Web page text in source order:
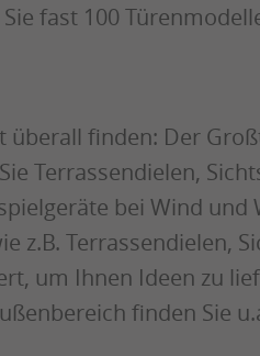
fast 100
überall finden: Der
Terrassendielen,
bei Wind und
z.B. Terrassendielen,
um Ihnen Ideen zu
finden Sie